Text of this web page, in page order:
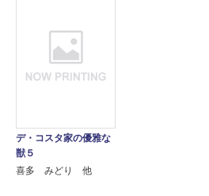
デ・コスタ家の優雅な
獣５
喜多 みどり 他